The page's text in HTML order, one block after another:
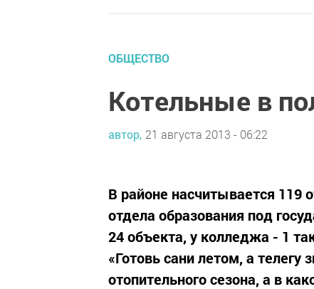
ОБЩЕСТВО
Котельные в
автор, 21 августа 2013 - 06:22
В районе насчитывается
отдела образования под
24 объекта, у колледжа - 1
«Готовь сани летом, а
отопительного сезона, а в